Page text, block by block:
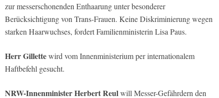
zur messerschonenden Enthaarung unter besonderer
Berücksichtigung von Trans-Frauen. Keine Diskriminierung wegen
starken Haarwuchses, fordert Familienministerin Lisa Paus.
Herr Gillettewird vom Innenministerium per internationalem
Haftbefehl gesucht.
NRW-Innenminister Herbert Reulwill Messer-Gefährdern den